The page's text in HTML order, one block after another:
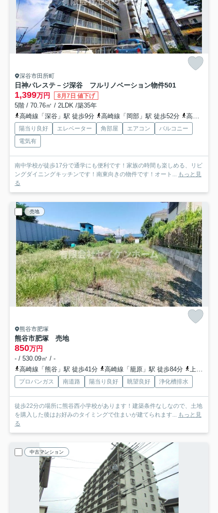
深谷市田所町
日神パレステ－ジ深谷 フルリノベーション物件501
1,399万円 8月7日 値下げ
5階 / 70.76㎡ / 2LDK /築35年
高崎線「深谷」駅 徒歩9分
高崎線「岡部」駅 徒歩52分 高崎線「籠原」駅 徒歩75分
陽当り良好 エレベーター 角部屋 エアコン
バルコニー
電気有
南中学校が徒歩17分で通学にも便利です！家族の時間も楽しめる、リビ
ングダイニングキッチンです！南東向きの物件です！オート... もっと見
る
売地
熊谷市肥塚
熊谷市肥塚 売地
850万円
- / 530.09㎡ / -
高崎線「熊谷」駅 徒歩41分
高崎線「籠原」駅 徒歩84分 上越新幹線「熊谷」駅 徒歩41分
プロパンガス 南道路 陽当り良好 眺望良好 浄化槽排水
徒歩22分の場所に熊谷西小学校があります！建築条件なしなので、土地
を購入した後はお好みのタイミングで住まいが建てられます... もっと見
る
中古マンション